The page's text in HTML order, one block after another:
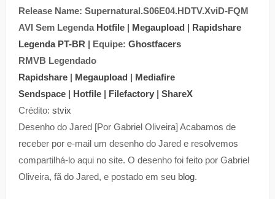
Release Name: Supernatural.S06E04.HDTV.XviD-FQM
AVI Sem Legenda Hotfile| Megaupload | Rapidshare
Legenda PT-BR | Equipe: Ghostfacers
RMVB Legendado
Rapidshare| Megaupload | Mediafire
Sendspace| Hotfile| Filefactory| ShareX
Crédito: stvix
Desenho do Jared [Por Gabriel Oliveira] Acabamos de
receber por e-mail um desenho do Jared e resolvemos
compartilhá-lo aqui no site. O desenho foi feito por Gabriel
Oliveira, fã do Jared, e postado em seu blog.